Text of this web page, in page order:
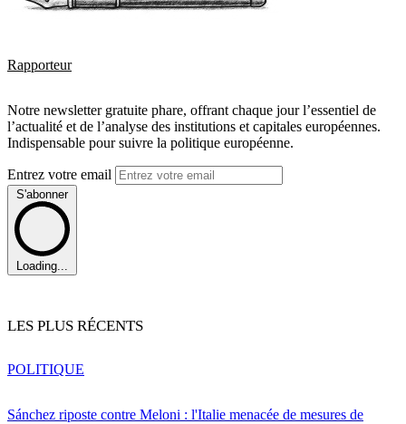
Rapporteur
Notre newsletter gratuite phare, offrant chaque jour l’essentiel de
l’actualité et de l’analyse des institutions et capitales européennes.
Indispensable pour suivre la politique européenne.
Entrez votre email
S'abonner
Loading...
LES PLUS RÉCENTS
Sánchez riposte contre Meloni : l'Italie menacée de mesures de
POLITIQUE